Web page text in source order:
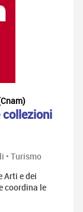
• Turismo
Arti e dei
coordina le